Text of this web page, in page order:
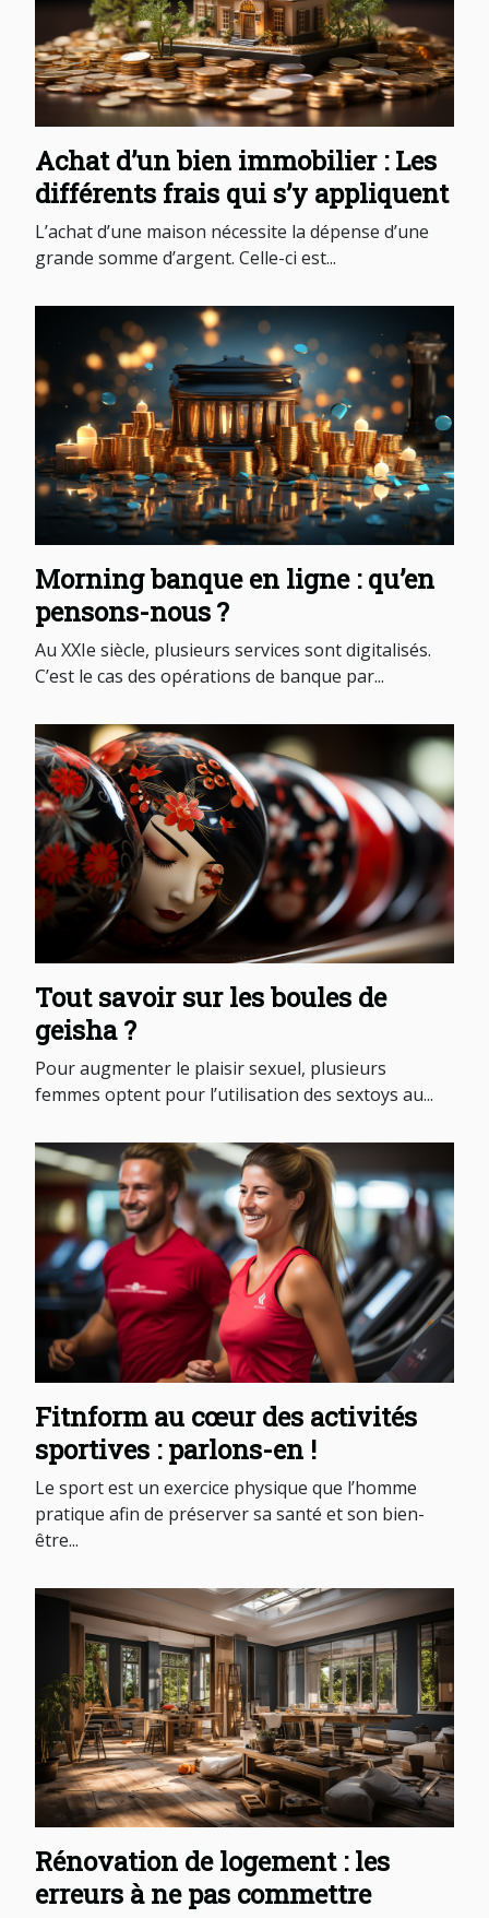
Achat d’un bien immobilier : Les
différents frais qui s’y appliquent
L’achat d’une maison nécessite la dépense d’une
grande somme d’argent. Celle-ci est...
Morning banque en ligne : qu’en
pensons-nous ?
Au XXIe siècle, plusieurs services sont digitalisés.
C’est le cas des opérations de banque par...
Tout savoir sur les boules de
geisha ?
Pour augmenter le plaisir sexuel, plusieurs
femmes optent pour l’utilisation des sextoys au...
Fitnform au cœur des activités
sportives : parlons-en !
Le sport est un exercice physique que l’homme
pratique afin de préserver sa santé et son bien-
être...
Rénovation de logement : les
erreurs à ne pas commettre